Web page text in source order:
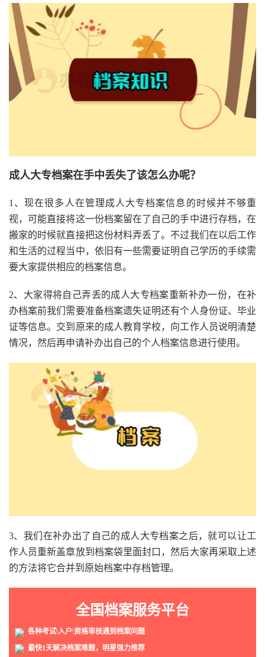
成人大专档案在手中丢失了该怎么办呢？
1、现在很多人在管理成人大专档案信息的时候并不够重
视，可能直接将这一份档案留在了自己的手中进行存档，在
搬家的时候就直接把这份材料弄丢了。不过我们在以后工作
和生活的过程当中，依旧有一些需要证明自己学历的手续需
要大家提供相应的档案信息。
2、大家得将自己弄丢的成人大专档案重新补办一份，在补
办档案前我们需要准备档案遗失证明还有个人身份证、毕业
证等信息。交到原来的成人教育学校，向工作人员说明清楚
情况，然后再申请补办出自己的个人档案信息进行使用。
3、我们在补办出了自己的成人大专档案之后，就可以让工
作人员重新盖章放到档案袋里面封口，然后大家再采取上述
的方法将它合并到原始档案中存档管理。
全国档案服务平台
各种考试\入户\资格审核遇到档案问题
最快1天解决档案难题，明星强力推荐